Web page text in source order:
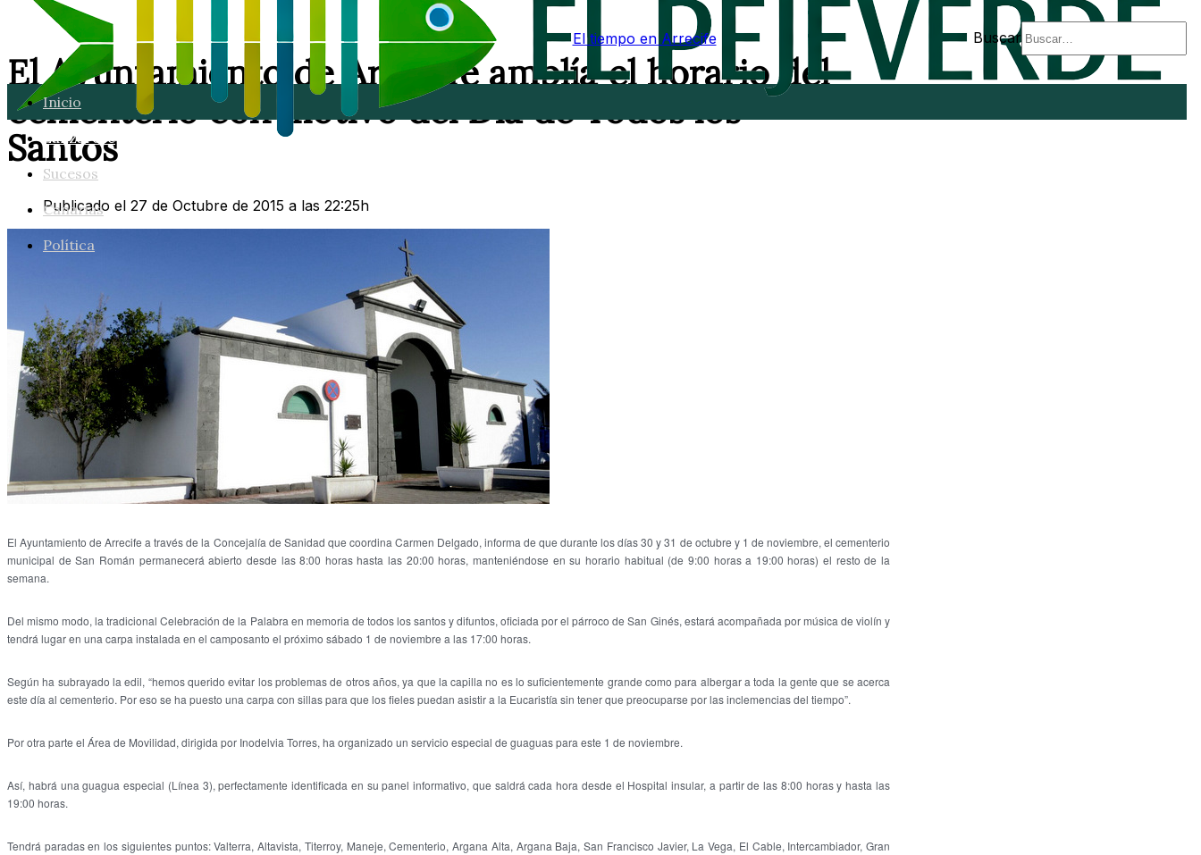
El tiempo en Arrecife Buscar
Inicio
Lanzarote
Sucesos
Canarias
Política
El Ayuntamiento de Arrecife amplía el horario del
cementerio con motivo del Día de Todos los
Santos
Publicado el 27 de Octubre de 2015 a las 22:25h
El Ayuntamiento de Arrecife a través de la Concejalía de Sanidad que coordina Carmen Delgado, informa de que durante los días 30 y 31 de octubre y 1 de noviembre, el cementerio
municipal de San Román permanecerá abierto desde las 8:00 horas hasta las 20:00 horas, manteniéndose en su horario habitual (de 9:00 horas a 19:00 horas) el resto de la
semana.
Del mismo modo, la tradicional Celebración de la Palabra en memoria de todos los santos y difuntos, oficiada por el párroco de San Ginés, estará acompañada por música de violín y
tendrá lugar en una carpa instalada en el camposanto el próximo sábado 1 de noviembre a las 17:00 horas.
Según ha subrayado la edil, “hemos querido evitar los problemas de otros años, ya que la capilla no es lo suficientemente grande como para albergar a toda la gente que se acerca
este día al cementerio. Por eso se ha puesto una carpa con sillas para que los fieles puedan asistir a la Eucaristía sin tener que preocuparse por las inclemencias del tiempo”.
Por otra parte el Área de Movilidad, dirigida por Inodelvia Torres, ha organizado un servicio especial de guaguas para este 1 de noviembre.
Así, habrá una guagua especial (Línea 3), perfectamente identificada en su panel informativo, que saldrá cada hora desde el Hospital insular, a partir de las 8:00 horas y hasta las
19:00 horas.
Tendrá paradas en los siguientes puntos: Valterra, Altavista, Titerroy, Maneje, Cementerio, Argana Alta, Argana Baja, San Francisco Javier, La Vega, El Cable, Intercambiador, Gran